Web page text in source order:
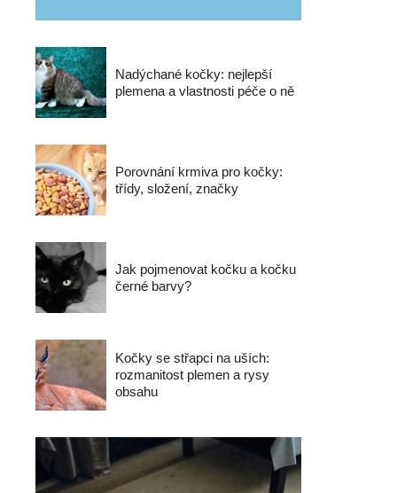
Nadýchané kočky: nejlepší
plemena a vlastnosti péče o ně
Porovnání krmiva pro kočky:
třídy, složení, značky
Jak pojmenovat kočku a kočku
černé barvy?
Kočky se střapci na uších:
rozmanitost plemen a rysy
obsahu